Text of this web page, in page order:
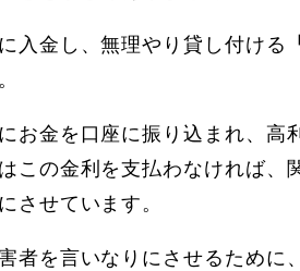
入金し、無理やり貸し付ける
お金を口座に振り込まれ、高
この金利を支払わなければ、
させています。
者を言いなりにさせるために